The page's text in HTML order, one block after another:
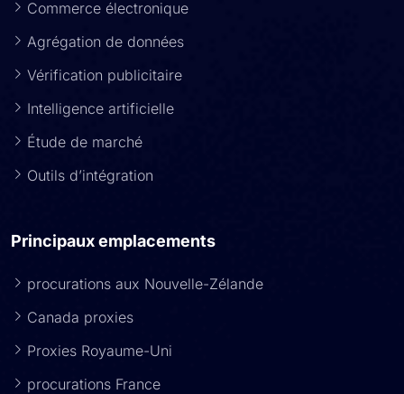
Commerce électronique
Agrégation de données
Vérification publicitaire
Intelligence artificielle
Étude de marché
Outils d’intégration
Principaux emplacements
procurations aux Nouvelle-Zélande
Canada proxies
Proxies Royaume-Uni